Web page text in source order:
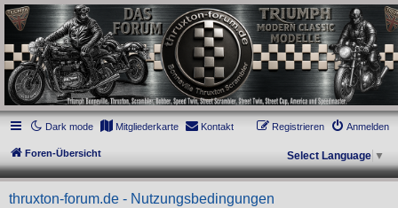
thruxton-forum.de
DAS FORUM! Alles rund um die Triumph Modern Classic Modelle. Das Forum für
die New Bonneville Baureihen ab BJ 2001. Triumph Bonneville, Thruxton,
Scrambler, Bobber, Speed Twin, Street Scrambler, Street Twin, Street Cup, America
und Speedmaster.
Dark mode
Mitgliederkarte Kontakt Anmelden
Registrieren
Foren-Übersicht Select Language ▼
thruxton-forum.de - Nutzungsbedingungen